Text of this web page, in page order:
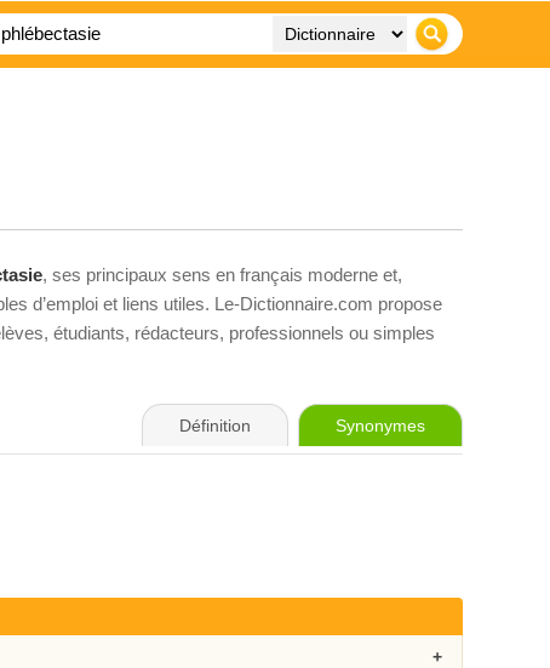
, ses principaux sens en français moderne et,
d’emploi et liens utiles. Le-Dictionnaire.com propose
étudiants, rédacteurs, professionnels ou simples
Définition Synonymes